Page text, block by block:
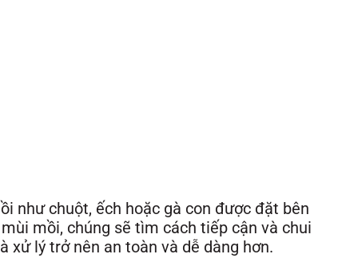
như chuột, ếch hoặc gà con được đặt bên
mồi, chúng sẽ tìm cách tiếp cận và chui
xử lý trở nên an toàn và dễ dàng hơn.